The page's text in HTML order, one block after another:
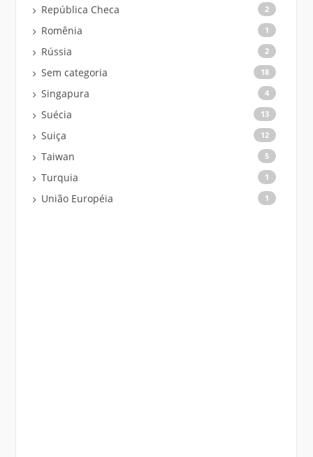
República Checa 2
Romênia 1
Rússia 2
Sem categoria 18
Singapura 4
Suécia 13
Suiça 12
Taiwan 5
Turquia 1
União Européia 1